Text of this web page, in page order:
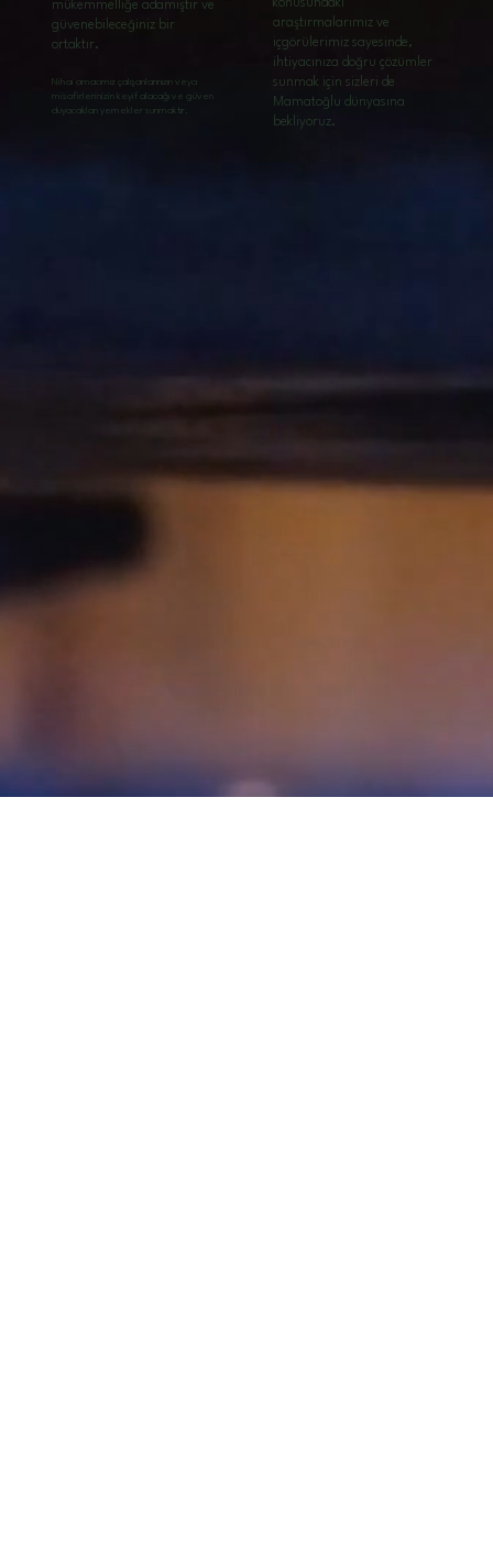
mükemmelliğe adamıştır ve
güvenebileceğiniz bir
ortaktır.
Nihai amacımız çalışanlarınızın veya
misafirlerinizin keyif alacağı ve güven
duyacakları yemekler sunmaktır.
konusundaki
araştırmalarımız ve
içgörülerimiz sayesinde,
ihtiyacınıza doğru çözümler
sunmak için sizleri de
Mamatoğlu dünyasına
bekliyoruz.